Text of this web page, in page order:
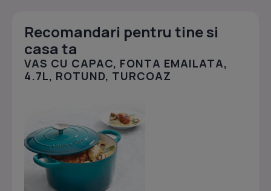
Recomandari pentru tine si
casa ta
VAS CU CAPAC, FONTA EMAILATA,
4.7L, ROTUND, TURCOAZ